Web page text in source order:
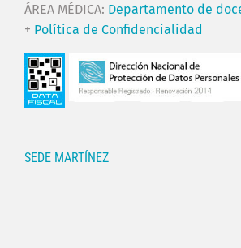
ÁREA MÉDICA: Departamento de
+ Política de Confidencialidad
SEDE MARTÍNEZ